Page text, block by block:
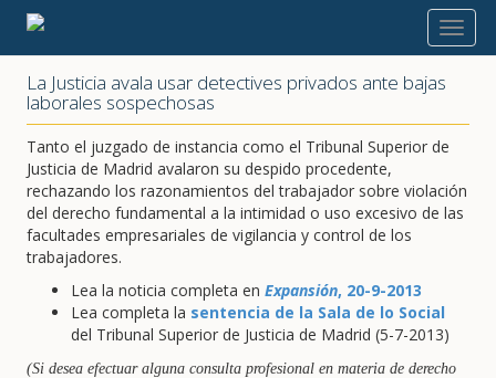
2013
La Justicia avala usar detectives privados ante bajas
laborales sospechosas
Tanto el juzgado de instancia como el Tribunal Superior de
Justicia de Madrid avalaron su despido procedente,
rechazando los razonamientos del trabajador sobre violación
del derecho fundamental a la intimidad o uso excesivo de las
facultades empresariales de vigilancia y control de los
trabajadores.
Lea la noticia completa en Expansión, 20-9-2013
Lea completa la sentencia de la Sala de lo Social
del Tribunal Superior de Justicia de Madrid (5-7-2013)
(Si desea efectuar alguna consulta profesional en materia de derecho